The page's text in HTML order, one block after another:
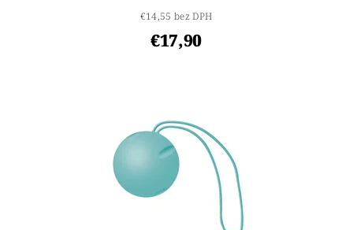
€14,55 bez DPH
€17,90